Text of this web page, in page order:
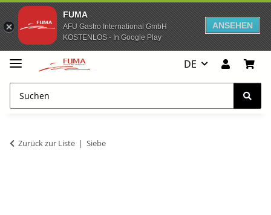
FUMA
AFU Gastro International GmbH
KOSTENLOS - In Google Play
ANSEHEN
DE
Zurück zur Liste Siebe